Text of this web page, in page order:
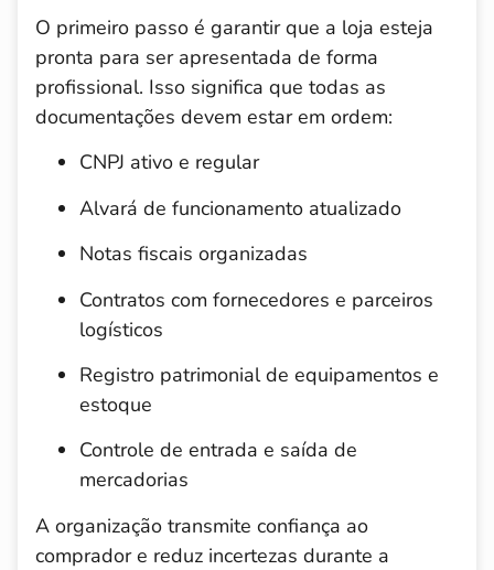
O primeiro passo é garantir que a loja esteja
pronta para ser apresentada de forma
profissional. Isso significa que todas as
documentações devem estar em ordem:
CNPJ ativo e regular
Alvará de funcionamento atualizado
Notas fiscais organizadas
Contratos com fornecedores e parceiros
logísticos
Registro patrimonial de equipamentos e
estoque
Controle de entrada e saída de
mercadorias
A organização transmite confiança ao
comprador e reduz incertezas durante a